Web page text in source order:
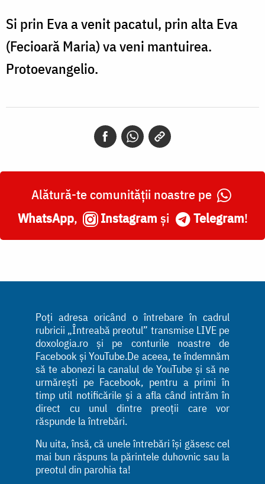
Si prin Eva a venit pacatul, prin alta Eva
(Fecioară Maria) va veni mantuirea.
Protoevangelio.
Alătură-te comunității noastre pe
WhatsApp, Instagram și Telegram!
Poți adresa oricând o întrebare în cadrul
rubricii „Întreabă preotul” transmise LIVE pe
doxologia.ro și pe conturile noastre de
Facebook și YouTube.De aceea, te îndemnăm
să te abonezi la canalul de YouTube și să ne
urmărești pe Facebook, pentru a primi în
timp util notificările și a afla când intrăm în
direct cu unul dintre preoții care vor
răspunde la întrebări.
Nu uita, însă, că unele întrebări își găsesc cel
mai bun răspuns la părintele duhovnic sau la
preotul din parohia ta!